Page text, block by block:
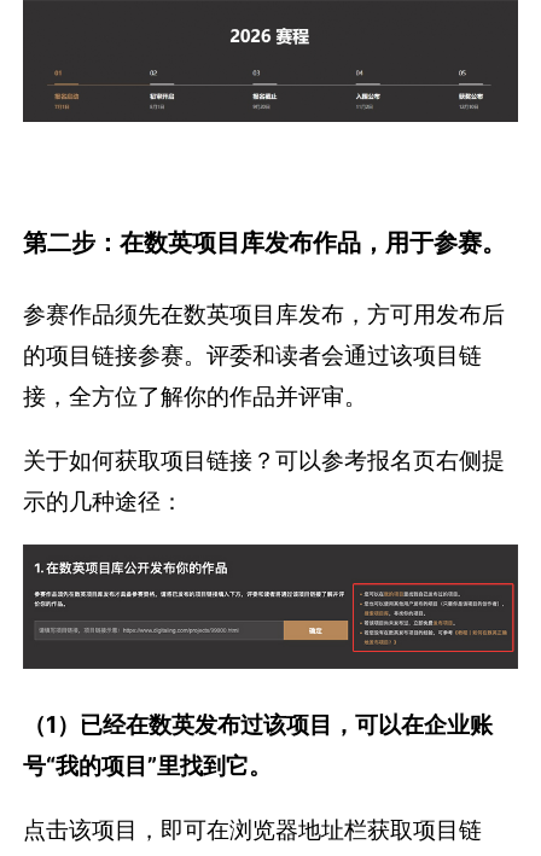
第二步：在数英项目库发布作品，用于参赛。
参赛作品须先在数英项目库发布，方可用发布后
的项目链接参赛。评委和读者会通过该项目链
接，全方位了解你的作品并评审。
关于如何获取项目链接？可以参考报名页右侧提
示的几种途径：
（1）已经在数英发布过该项目，可以在企业账
号“我的项目”里找到它。
点击该项目，即可在浏览器地址栏获取项目链